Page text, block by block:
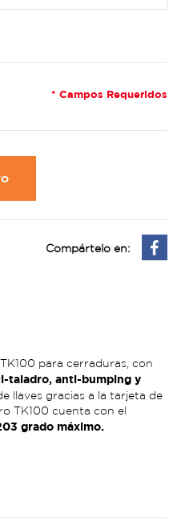
para cerraduras, con
taladro, anti-bumping y
llaves gracias a la tarjeta de
TK100 cuenta con el
grado máximo.
* Campos Requeridos
Compártelo en: